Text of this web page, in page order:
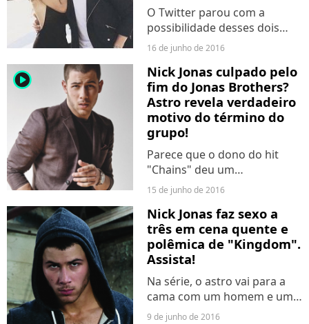
O Twitter parou com a
possibilidade desses dois
estarem em algum
romance... Será?
16 de junho de 2016
player2
Nick Jonas culpado pelo
fim do Jonas Brothers?
Astro revela verdadeiro
motivo do término do
grupo!
Parece que o dono do hit
"Chains" deu um
empurrãozinho para que o
grupo anunciasse sua
separação. Saiba mais!
15 de junho de 2016
Nick Jonas faz sexo a
três em cena quente e
polêmica de "Kingdom".
Assista!
Na série, o astro vai para a
cama com um homem e uma
mulher.
9 de junho de 2016